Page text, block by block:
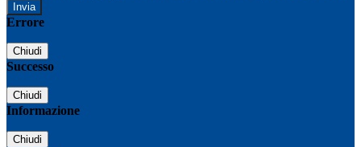
Errore
Chiudi
Successo
Chiudi
Informazione
Chiudi